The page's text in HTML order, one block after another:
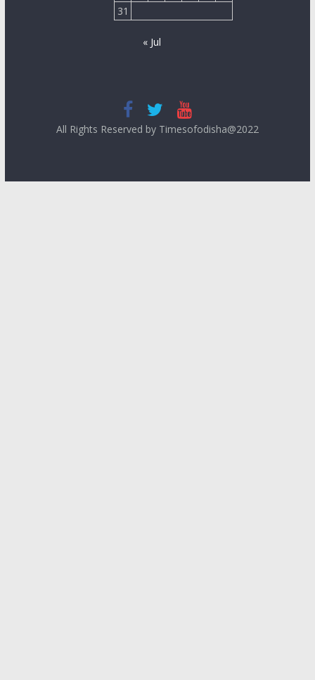
31
« Jul
All Rights Reserved by Timesofodisha@2022